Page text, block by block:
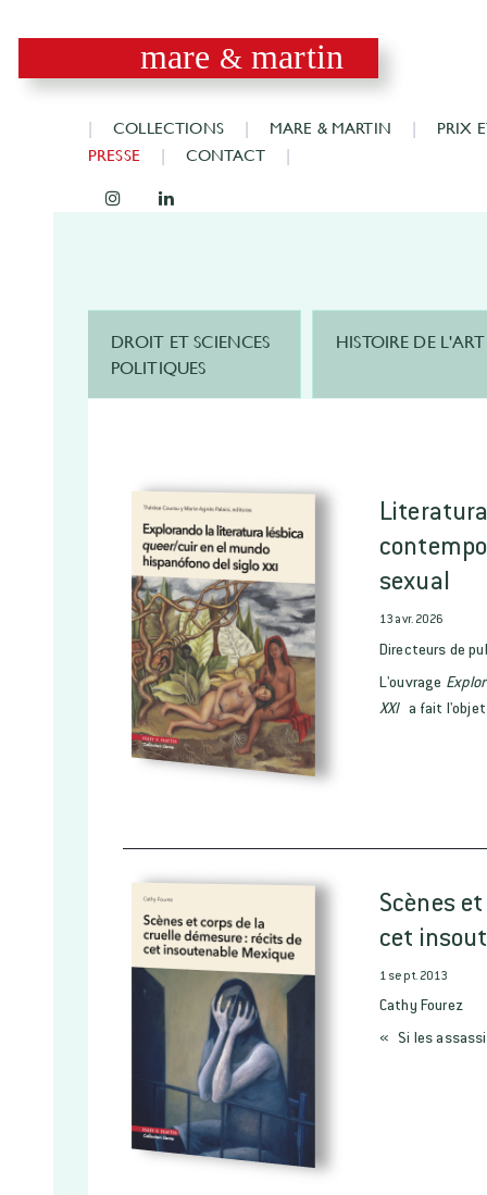
mare & martin
COLLECTIONS MARE & MARTIN
PRIX
PRESSE
CONTACT
DROIT ET SCIENCES
POLITIQUES
HISTOIRE DE L'ART
sexual
13 avr. 2026
Directeurs de
L'ouvrage
XXIa fait l'objet
Scènes
cet
1 sept. 2013
Cathy Fourez
« Si les